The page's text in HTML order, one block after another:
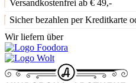
Versandkostenfrei ab € 49,-
Sicher bezahlen per Kreditkarte
Wir liefern über